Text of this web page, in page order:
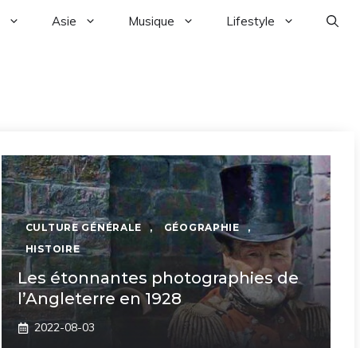
Asie Musique Lifestyle
CULTURE GÉNÉRALE , GÉOGRAPHIE
,
HISTOIRE
Les étonnantes photographies de
l’Angleterre en 1928
2022-08-03